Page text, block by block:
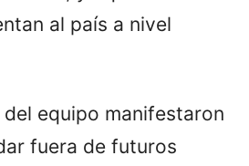
al país a nivel
equipo manifestaron
fuera de futuros